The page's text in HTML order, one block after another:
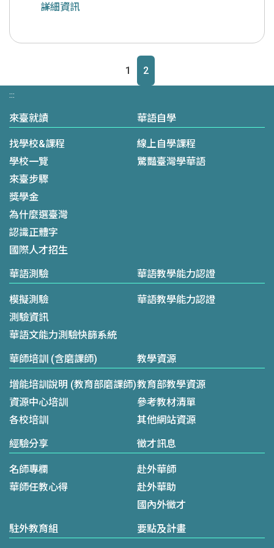
名參加! 1.參加對象：我國華語教學人員、華語
https://forms.gle/u6iT3MaTQbKdu8ht7 3.報名
截止日：臺灣時間113年7月26日(五)前完......
詳細資訊
1 2
:::
來臺就讀
找學校&課程
學校一覽
來臺步驟
獎學金
為什麼選臺灣
認識正體字
國際人才招生
華語自學
線上自學課程
驚豔臺灣學華語
華語測驗
模擬測驗
測驗資訊
華語文能力測驗快篩系統
華語教學能力認證
華語教學能力認證
華師培訓 (含磨課師)
增能培訓說明 (教育部磨課師)
資源中心培訓
各校培訓
教學資源
教育部教學資源
參考教材清單
其他網站資源
經驗分享
名師專欄
華師任教心得
徵才訊息
赴外華師
赴外華助
國內外徵才
駐外教育組 要點及計畫